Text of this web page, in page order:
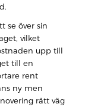
se över sin
vilket
upp till
till en
rent
ny men
rätt väg